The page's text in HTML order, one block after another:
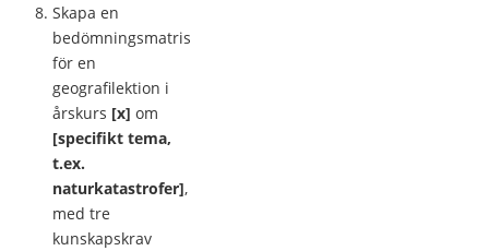
Skapa en
bedömningsmatris
för en
geografilektion i
årskurs [x] om
[specifikt tema,
t.ex.
naturkatastrofer],
med tre
kunskapskrav